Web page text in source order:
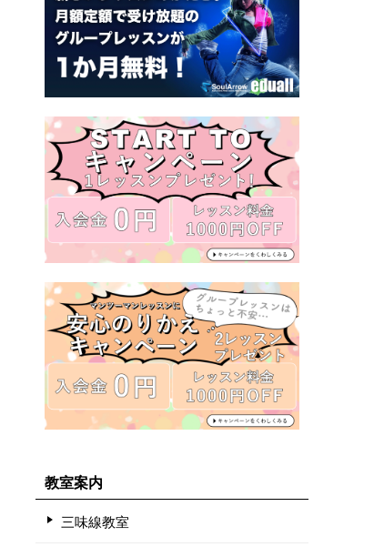
教室案内
三味線教室